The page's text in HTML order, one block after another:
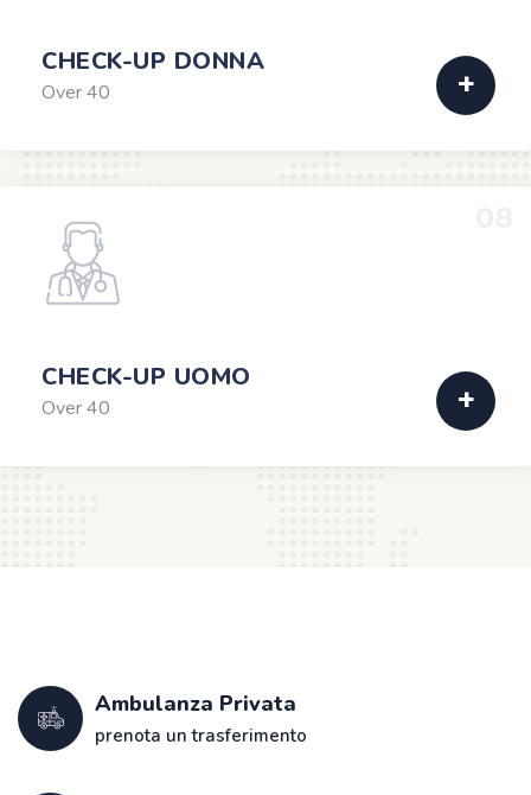
CHECK-UP DONNA
Over 40
CHECK-UP UOMO
Over 40
Ambulanza Privata
prenota un trasferimento